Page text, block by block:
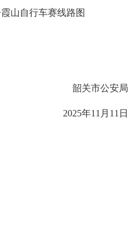
山自行车赛线路图
韶关市公安局
2025年11月11日